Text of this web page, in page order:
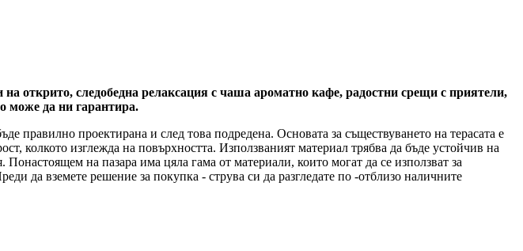
открито, следобедна релаксация с чаша ароматно кафе, радостни срещи с приятели,
може да ни гарантира.
правилно проектирана и след това подредена. Основата за съществуването на терасата е
колкото изглежда на повърхността. Използваният материал трябва да бъде устойчив на
на пазара има цяла гама от материали, които могат да се използват за
да вземете решение за покупка - струва си да разгледате по -отблизо наличните